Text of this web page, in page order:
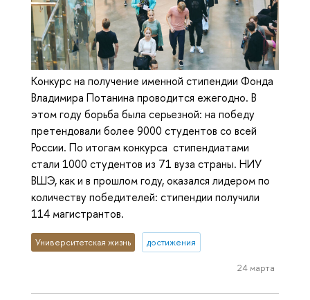
Конкурс на получение именной стипендии Фонда
Владимира Потанина проводится ежегодно. В
этом году борьба была серьезной: на победу
претендовали более 9000 студентов со всей
России. По итогам конкурса стипендиатами
стали 1000 студентов из 71 вуза страны. НИУ
ВШЭ, как и в прошлом году, оказался лидером по
количеству победителей: стипендии получили
114 магистрантов.
Университетская жизнь достижения
24 марта